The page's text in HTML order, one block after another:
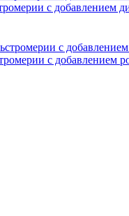
c добавлением
c добавлением